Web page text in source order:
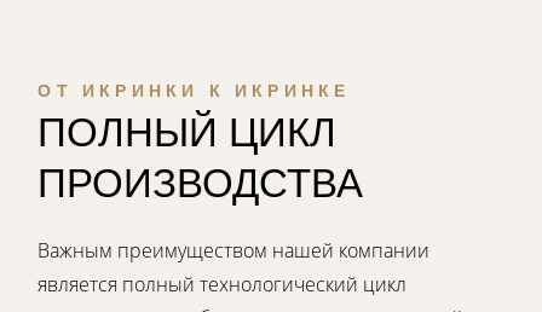
ОТ ИКРИНКИ К ИКРИНКЕ
ПОЛНЫЙ ЦИКЛ
ПРОИЗВОДСТВА
Важным преимуществом нашей компании
является полный технологический цикл